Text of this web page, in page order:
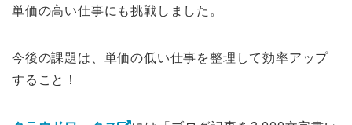
単価の高い仕事にも挑戦しました。
今後の課題は、 単価の低い仕事を整理して効率アップ
すること！